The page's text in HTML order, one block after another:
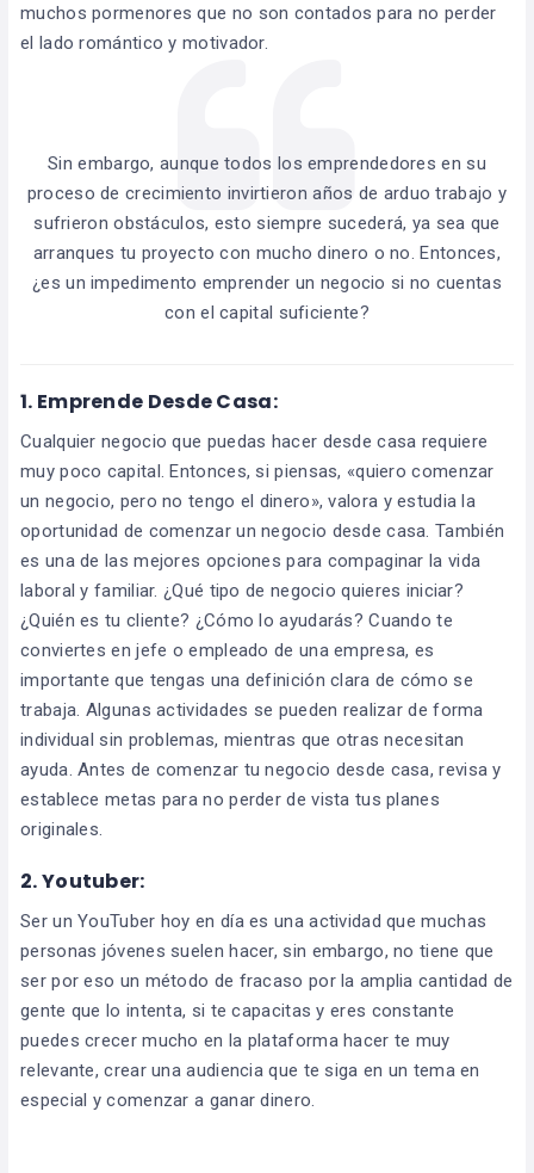
muchos pormenores que no son contados para no perder
el lado romántico y motivador.
Sin embargo, aunque todos los emprendedores en su
proceso de crecimiento invirtieron años de arduo trabajo y
sufrieron obstáculos, esto siempre sucederá, ya sea que
arranques tu proyecto con mucho dinero o no. Entonces,
¿es un impedimento emprender un negocio si no cuentas
con el capital suficiente?
1. Emprende Desde Casa:
Cualquier negocio que puedas hacer desde casa requiere
muy poco capital. Entonces, si piensas, «quiero comenzar
un negocio, pero no tengo el dinero», valora y estudia la
oportunidad de comenzar un negocio desde casa. También
es una de las mejores opciones para compaginar la vida
laboral y familiar. ¿Qué tipo de negocio quieres iniciar?
¿Quién es tu cliente? ¿Cómo lo ayudarás? Cuando te
conviertes en jefe o empleado de una empresa, es
importante que tengas una definición clara de cómo se
trabaja. Algunas actividades se pueden realizar de forma
individual sin problemas, mientras que otras necesitan
ayuda. Antes de comenzar tu negocio desde casa, revisa y
establece metas para no perder de vista tus planes
originales.
2.Youtuber:
Ser un YouTuber hoy en día es una actividad que muchas
personas jóvenes suelen hacer, sin embargo, no tiene que
ser por eso un método de fracaso por la amplia cantidad de
gente que lo intenta, si te capacitas y eres constante
puedes crecer mucho en la plataforma hacer te muy
relevante, crear una audiencia que te siga en un tema en
especial y comenzar a ganar dinero.